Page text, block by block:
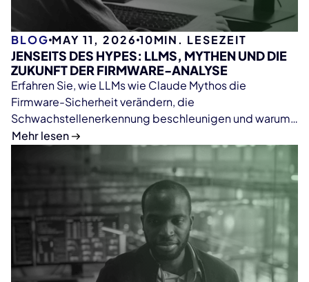
BLOG MAY 11, 2026 10MIN. LESEZEIT
JENSEITS DES HYPES: LLMS, MYTHEN UND DIE
ZUKUNFT DER FIRMWARE-ANALYSE
Erfahren Sie, wie LLMs wie Claude Mythos die
Firmware-Sicherheit verändern, die
Schwachstellenerkennung beschleunigen und warum
deterministische Plattformen wie ONEKEY weiterhin
essenziell für skalierbare und zuverlässige Firmware-
Analysen bleiben.
Mehr lesen